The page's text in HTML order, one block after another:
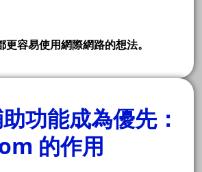
容易使用網際網路的想法。
功能成為優先：
的作用